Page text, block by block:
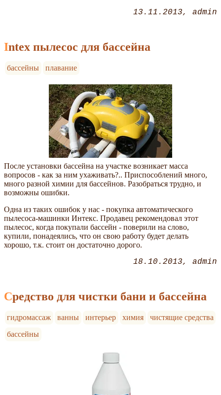
13.11.2013 admin
Intex пылесос для бассейна
бассейны плавание
После установки бассейна на участке возникает масса
вопросов - как за ним ухаживать?.. Приспособлений много,
много разной химии для бассейнов. Разобраться трудно, и
возможны ошибки.
Одна из таких ошибок у нас - покупка автоматического
пылесоса-машинки Интекс. Продавец рекомендовал этот
пылесос, когда покупали бассейн - поверили на слово,
купили, понадеялись, что он свою работу будет делать
хорошо, т.к. стоит он достаточно дорого.
18.10.2013 admin
Средство для чистки бани и бассейна
гидромассаж ванны интерьер химия
чистящие средства
бассейны